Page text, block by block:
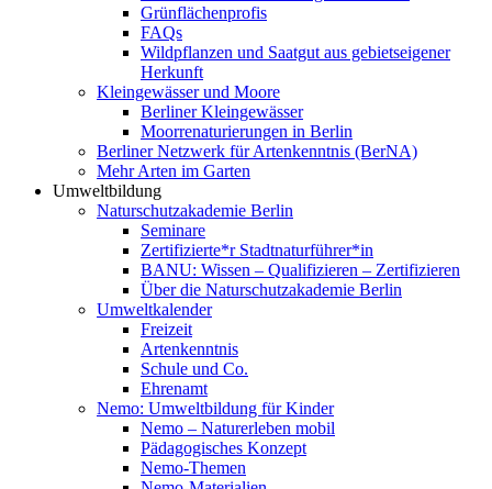
Grünflächenprofis
FAQs
Wildpflanzen und Saatgut aus gebietseigener
Herkunft
Kleingewässer und Moore
Berliner Kleingewässer
Moorrenaturierungen in Berlin
Berliner Netzwerk für Artenkenntnis (BerNA)
Mehr Arten im Garten
Umweltbildung
Naturschutzakademie Berlin
Seminare
Zertifizierte*r Stadtnaturführer*in
BANU: Wissen – Qualifizieren – Zertifizieren
Über die Naturschutzakademie Berlin
Umweltkalender
Freizeit
Artenkenntnis
Schule und Co.
Ehrenamt
Nemo: Umweltbildung für Kinder
Nemo – Naturerleben mobil
Pädagogisches Konzept
Nemo-Themen